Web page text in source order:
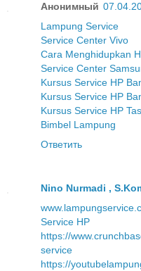
Анонимный
Lampung Service
Service Center Vivo
Cara Menghidupkan
Service Center
Kursus Service HP
Kursus Service HP
Kursus Service HP
Bimbel Lampung
Ответить
Nino Nurmadi ,
Service HP
https://
service
https://